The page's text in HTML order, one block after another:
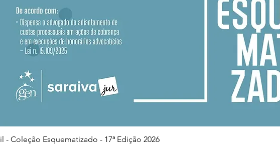
Visualização rápida
- Coleção Esquematizado - 17ª Edição 2026